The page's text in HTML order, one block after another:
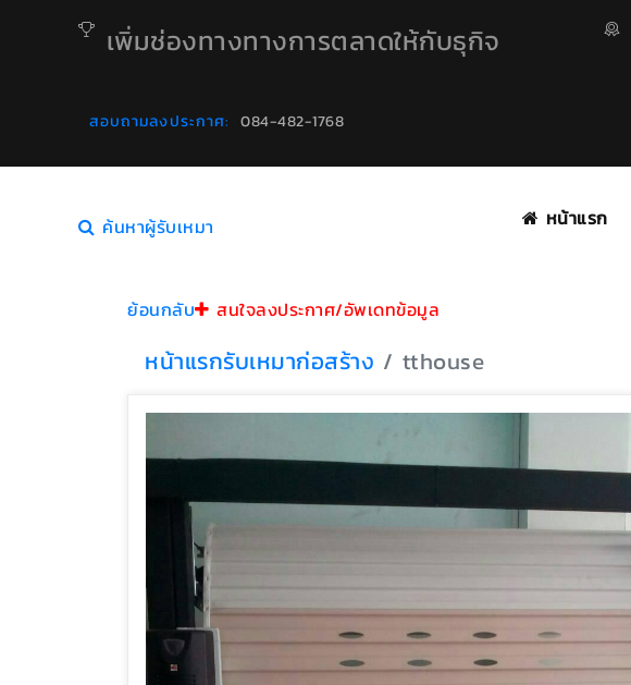
เพิ่มช่องทางทางการตลาดให้กับธุกิจ
สอบถามลงประกาศ: 084-482-1768
ค้นหาผู้รับเหมา หน้าแรก
ย้อนกลับ สนใจลงประกาศ/อัพเดทข้อมูล
หน้าแรกรับเหมาก่อสร้าง tthouse